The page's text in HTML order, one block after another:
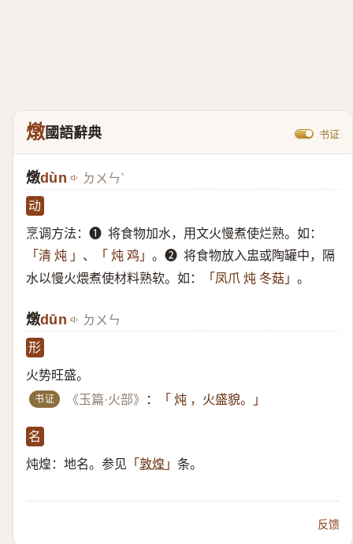
燉國語辭典 书证
燉dùn ㄉㄨㄣˋ
动
烹调方法：➊ ​ 将食物加水，用文火慢煮使烂熟。如：
「清 炖 」 、 「 炖 鸡」 。➋ ​ 将食物放入盅或陶罐中，隔
水以慢火煨煮使材料熟软。如：
「凤爪 炖 冬菇」 。
燉dūn ㄉㄨㄣ
形
火势旺盛。
书证 《玉篇·火部》 ： 「 炖 ，火盛貌。」
名
炖煌：地名。参见 「 敦煌 」 条。
反馈